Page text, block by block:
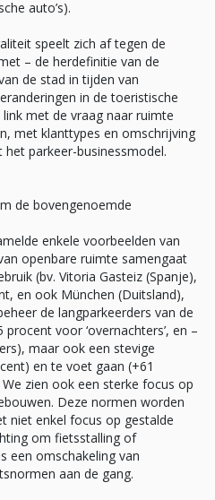
auto’s).
speelt zich af tegen de
– de herdefinitie van de
de stad in tijden van
in de toeristische
met de vraag naar ruimte
met klanttypes en omschrijving
parkeer-businessmodel.
de bovengenoemde
enkele voorbeelden van
openbare ruimte samengaat
(bv. Vitoria Gasteiz (Spanje),
en ook München (Duitsland),
de langparkeerders van de
voor ‘overnachters’, en –
maar ook een stevige
en te voet gaan (+61
zien ook een sterke focus op
Deze normen worden
niet enkel focus op gestalde
om fietsstalling of
een omschakeling van
aan de gang.